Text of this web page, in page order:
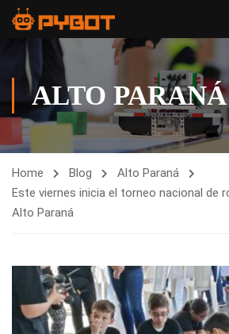
ALTO PARANÁ
Home Blog
Alto Paraná
Este viernes inicia el torneo nacional de
Alto Paraná